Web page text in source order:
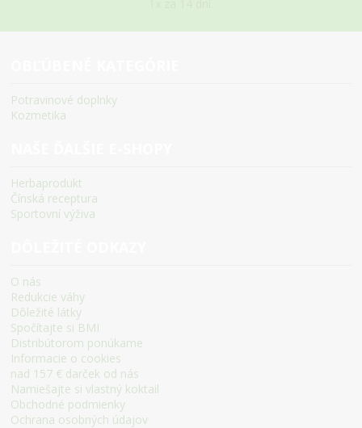
Potravinové doplnky
Kozmetika
Herbaprodukt
Čínská receptura
Sportovní výživa
O nás
Redukcie váhy
Dôležité látky
Spočítajte si BMI
Distribútorom ponúkame
Informacie o cookies
nad 157 € darček od nás
Namiešajte si vlastný koktail
Obchodné podmienky
Ochrana osobných údajov